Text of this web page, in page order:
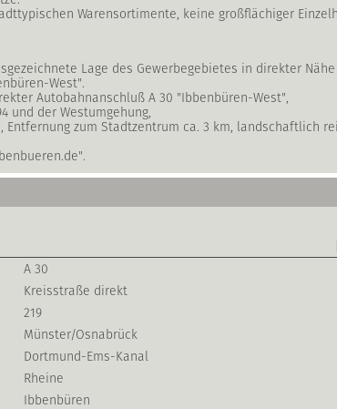
Warensortimente, keine großflächiger
Lage des Gewerbegebietes in direkter
West".
Autobahnanschluß A 30 "Ibbenbüren-West",
und der Westumgehung,
zum Stadtzentrum ca. 3 km, landschaftlich
A 30
Kreisstraße direkt
219
Münster/Osnabrück
Dortmund-Ems-Kanal
Rheine
Ibbenbüren